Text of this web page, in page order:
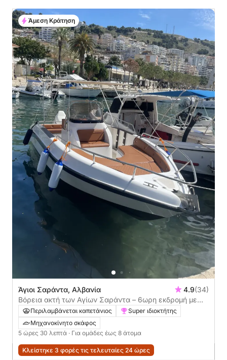
Άγιοι Σαράντα, Αλβανία 4.9(34)
Βόρεια ακτή των Αγίων Σαράντα – 6ωρη εκδρομή με
σκάφος σε μυστικές παραλίες
Περιλαμβάνεται καπετάνιος
Super ιδιοκτήτης
Μηχανοκίνητο σκάφος
5 ώρες 30 λεπτά · Για ομάδες έως 8 άτομα
Κλείστηκε 3 φορές τις τελευταίες 24 ώρες
Άμεση Κράτηση